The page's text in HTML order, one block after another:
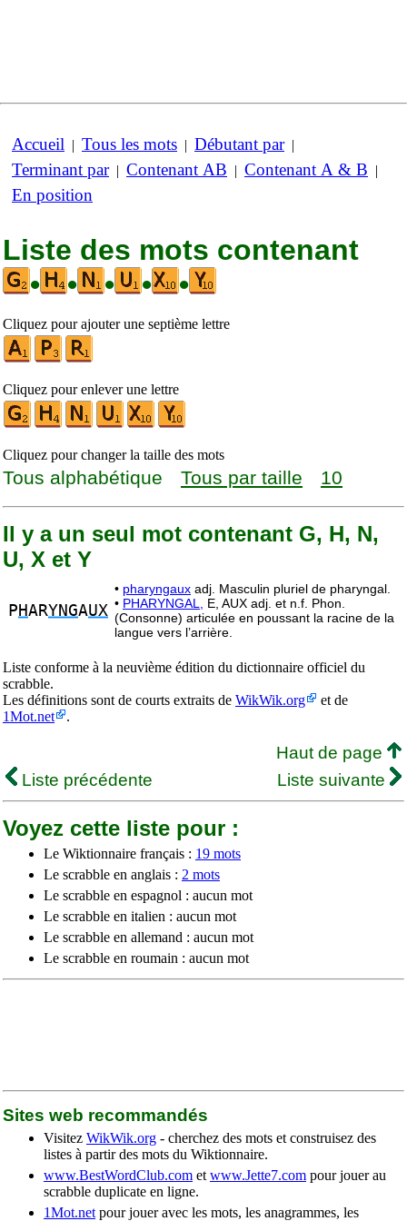
Accueil | Tous les mots | Débutant par|
Terminant par| Contenant AB | Contenant A & B |
En position
Liste des mots contenant
•
• • • •
Cliquez pour ajouter une septième lettre
Cliquez pour enlever une lettre
Cliquez pour changer la taille des mots
Tous alphabétique Tous par taille 10
Il y a un seul mot contenant G, H, N,
U, X et Y
P HARYNGAUX
• pharyngaux adj. Masculin pluriel de pharyngal.
• PHARYNGAL,
E, AUX adj. et n.f. Phon.
(Consonne) articulée en poussant la racine de la
langue vers l’arrière.
Liste conforme à la neuvième édition du dictionnaire officiel du
scrabble.
Les définitions sont de courts extraits de WikWik.org
et de
1Mot.net
.
Haut de page
Liste précédente
Liste suivante
Voyez cette liste pour :
Le Wiktionnaire français : 19 mots
Le scrabble en anglais : 2 mots
Le scrabble en espagnol : aucun mot
Le scrabble en italien : aucun mot
Le scrabble en allemand : aucun mot
Le scrabble en roumain : aucun mot
Sites web recommandés
Visitez WikWik.org - cherchez des mots et construisez des
listes à partir des mots du Wiktionnaire.
www.BestWordClub.com et www.Jette7.com pour jouer au
scrabble duplicate en ligne.
1Mot.net pour jouer avec les mots, les anagrammes, les